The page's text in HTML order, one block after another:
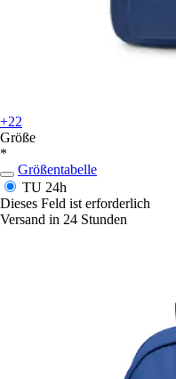
+22
Größe
*
Größentabelle
TU 24h
Dieses Feld ist erforderlich
Versand in 24 Stunden